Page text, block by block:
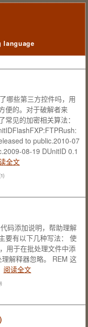
language
哪些第三方控件吗，用
便的。对于破解者来
见的加密相关算法：
to public.2010-07
08-19 DUnitID 0.1
全文
码添加说明，帮助理解
要有以下几种写法： 使
用于在批处理文件中添
解释器忽略。 REM 这
阅读全文